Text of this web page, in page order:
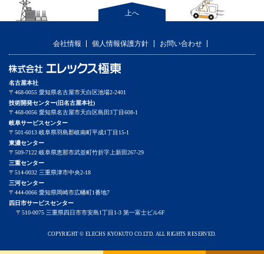
上へ
会社情報 個人情報保護方針 お問い合わせ
名古屋本社
〒468-0055 愛知県名古屋市天白区池場2-2401
技術開発センター(旧名古屋本社)
〒468-0056 愛知県名古屋市天白区島田3丁目608-1
岐阜サービスセンター
〒501-6013 岐阜県羽島郡岐南町平成1丁目15-1
東濃センター
〒509-7122 岐阜県恵那市武並町竹折字上新田267-29
三重センター
〒514-0032 三重県津市中央2-18
三河センター
〒444-0066 愛知県岡崎市広幡町1番地7
四日市サービスセンター
〒510-0075 三重県四日市市安島1丁目1-3 第一富士ビル6F
COPYRIGHT © ELECHS KYOKUTO CO.LTD. ALL RIGHTS RESERVED.